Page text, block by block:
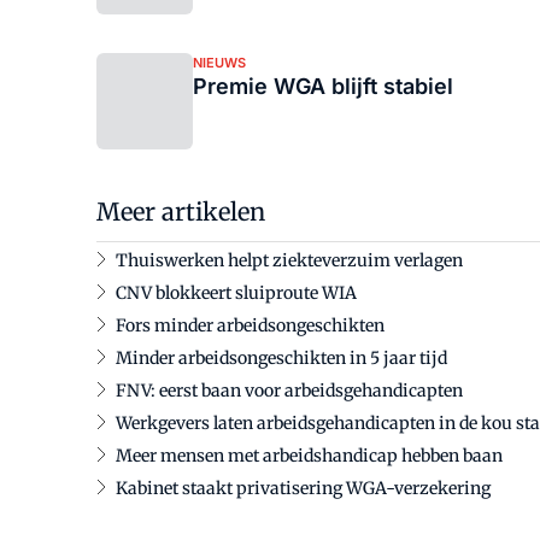
NIEUWS
Premie WGA blijft stabiel
Meer artikelen
Thuiswerken helpt ziekteverzuim verlagen
CNV blokkeert sluiproute WIA
Fors minder arbeidsongeschikten
Minder arbeidsongeschikten in 5 jaar tijd
FNV: eerst baan voor arbeidsgehandicapten
Werkgevers laten arbeidsgehandicapten in de kou
Meer mensen met arbeidshandicap hebben baan
Kabinet staakt privatisering WGA-verzekering